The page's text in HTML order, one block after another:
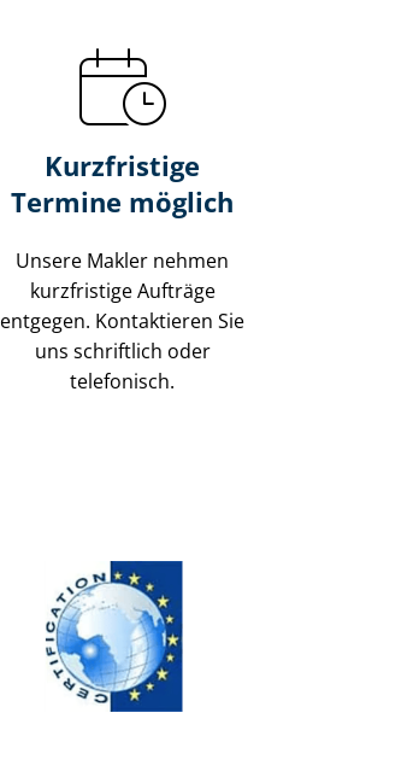
Kurzfristige
Termine möglich
Unsere Makler nehmen
kurzfristige Aufträge
entgegen. Kontaktieren Sie
uns schriftlich oder
telefonisch.